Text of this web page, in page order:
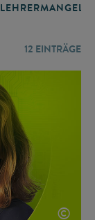
LEHRERMANGEL
12 EINTRÄGE
©